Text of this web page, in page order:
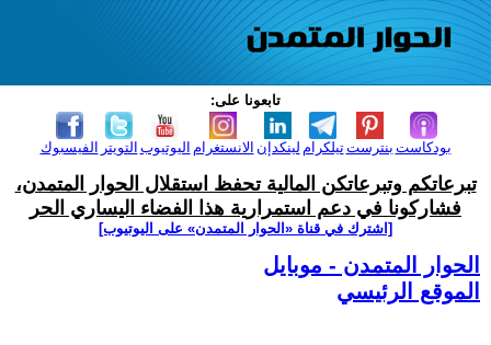
تابعونا على:
الفيسبوك التويتر اليوتيوب الانستغرام لينكدإن تيلكرامبنترست بودكاست
تبرعاتكم وتبرعاتكن المالية تحفظ استقلال الحوار المتمدن،
فشاركونا في دعم استمرارية هذا الفضاء اليساري الحر
[اشترك في قناة ‫«الحوار المتمدن» على اليوتيوب]
الحوار المتمدن - موبايل
الموقع الرئيسي